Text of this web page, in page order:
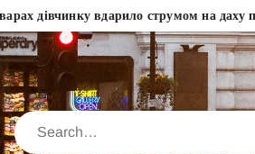
вдарило струмом на даху поїзда
Search